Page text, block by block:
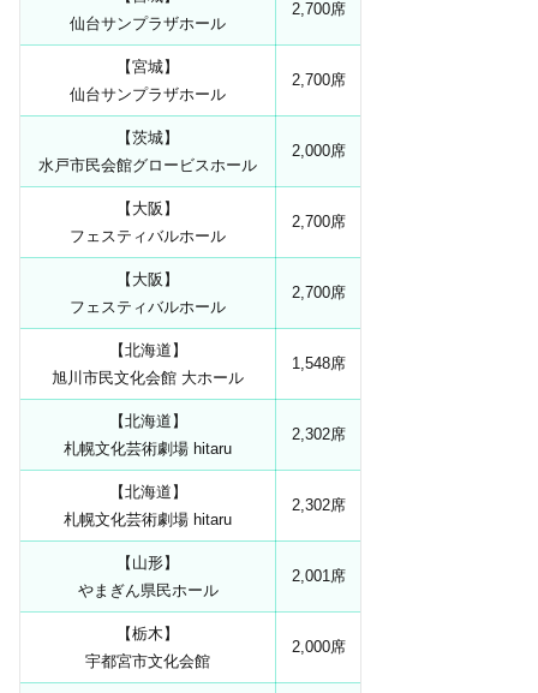
仙台サンプラザホール
2,700席
【宮城】
仙台サンプラザホール
2,700席
【茨城】
水戸市民会館グロービスホール
2,000席
【大阪】
フェスティバルホール
2,700席
【大阪】
フェスティバルホール
2,700席
【北海道】
旭川市民文化会館 大ホール
1,548席
【北海道】
札幌文化芸術劇場 hitaru
2,302席
【北海道】
札幌文化芸術劇場 hitaru
2,302席
【山形】
やまぎん県民ホール
2,001席
【栃木】
宇都宮市文化会館
2,000席